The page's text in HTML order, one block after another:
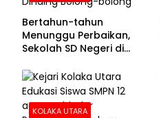
Bertahun-tahun
Menunggu Perbaikan,
Sekolah SD Negeri di
Beralas Tanah dan
Dinding Bolong-bolong
KOLAKA UTARA